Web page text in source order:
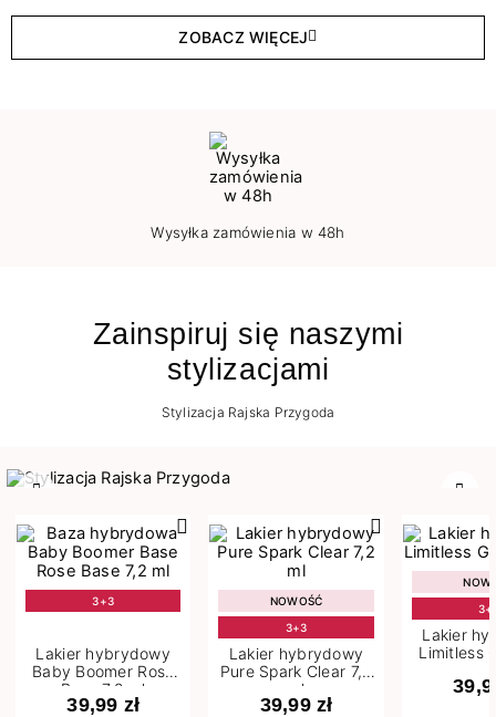
ZOBACZ WIĘCEJ
Wysyłka zamówienia w 48h
Zainspiruj się naszymi
stylizacjami
Stylizacja Rajska Przygoda
3+3
Lakier hybrydowy
Baby Boomer Rose
Base 7,2 ml
39,99 zł
NOWOŚĆ
3+3
Lakier hybrydowy
Pure Spark Clear 7,2
ml
39,99 zł
Lakier
Limitless